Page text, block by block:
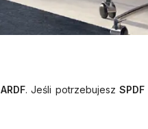
ARDF. Jeśli potrzebujesz SPDF